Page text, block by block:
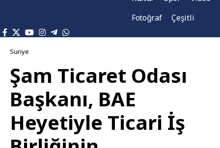
Fotoğraf
Çeşitli
Suriye
Şam Ticaret Odası
Başkanı, BAE
Heyetiyle Ticari İş